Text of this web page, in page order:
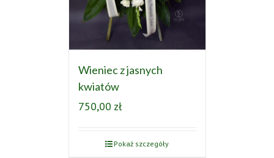
Wieniec z jasnych
kwiatów
750,00 zł
Pokaż szczegóły